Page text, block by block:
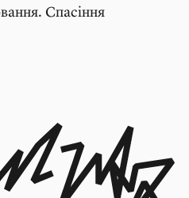
Спасіння